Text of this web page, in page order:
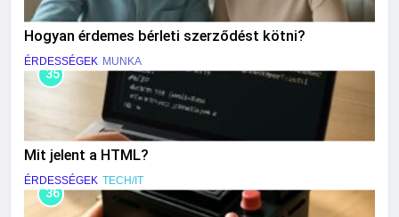
Hogyan érdemes bérleti szerződést kötni?
ÉRDESSÉGEK MUNKA
35
Mit jelent a HTML?
ÉRDESSÉGEK TECH/IT
36